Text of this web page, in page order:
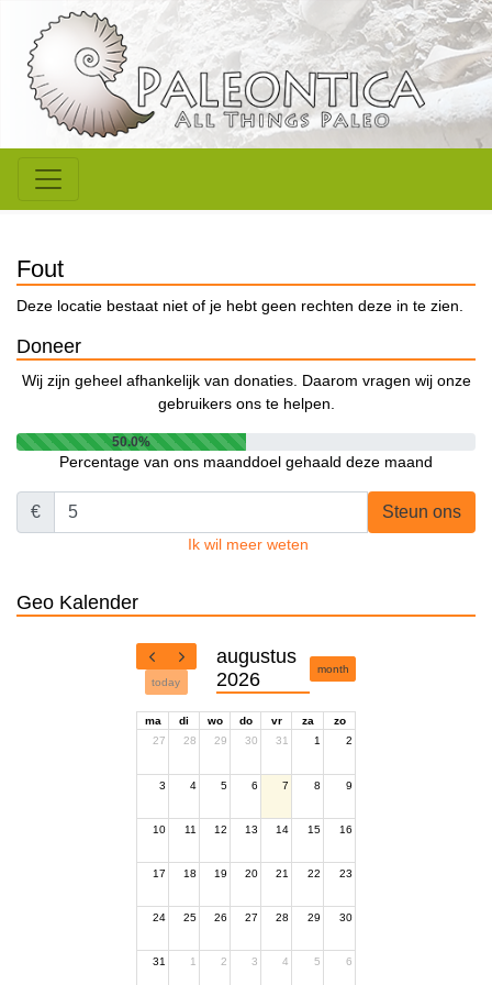
Fout
Deze locatie bestaat niet of je hebt geen rechten deze in te zien.
Doneer
Wij zijn geheel afhankelijk van donaties. Daarom vragen wij onze
gebruikers ons te helpen.
50.0%
Percentage van ons maanddoel gehaald deze maand
€ Steun ons
Ik wil meer weten
Geo Kalender
today
augustus
2026
month
ma di wo do vr za
zo
27
28 29 30 31 1 2
3 4 5 6 7 8 9
10 11 12 13 14 15 16
17 18 19 20 21 22 23
24 25 26 27 28 29 30
31 1 2 3 4 5 6